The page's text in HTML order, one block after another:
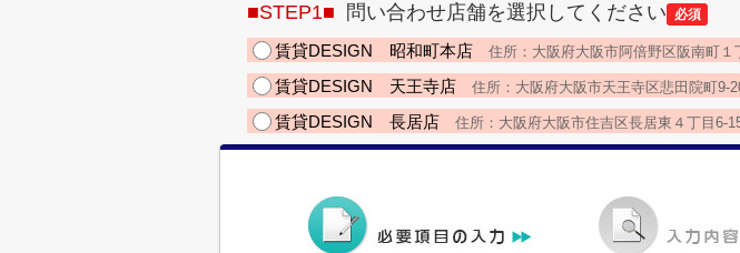
■STEP1■ 問い合わせ店舗を選択してください 必須
賃貸DESIGN 昭和町本店 住所：大阪府大阪市阿倍野区阪南町１
賃貸DESIGN 天王寺店 住所：大阪府大阪市天王寺区悲田院町9-
賃貸DESIGN 長居店 住所：大阪府大阪市住吉区長居東４丁目6-